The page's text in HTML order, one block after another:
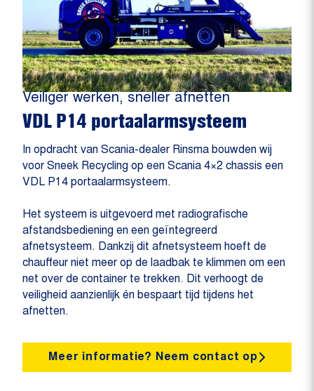
Veiliger werken, sneller afnetten
VDL P14 portaalarmsysteem
In opdracht van Scania-dealer Rinsma bouwden wij
voor Sneek Recycling op een Scania 4×2 chassis een
VDL P14 portaalarmsysteem.
Het systeem is uitgevoerd met radiografische
afstandsbediening en een geïntegreerd
afnetsysteem. Dankzij dit afnetsysteem hoeft de
chauffeur niet meer op de laadbak te klimmen om een
net over de container te trekken. Dit verhoogt de
veiligheid aanzienlijk én bespaart tijd tijdens het
afnetten.
Meer informatie? Neem contact op